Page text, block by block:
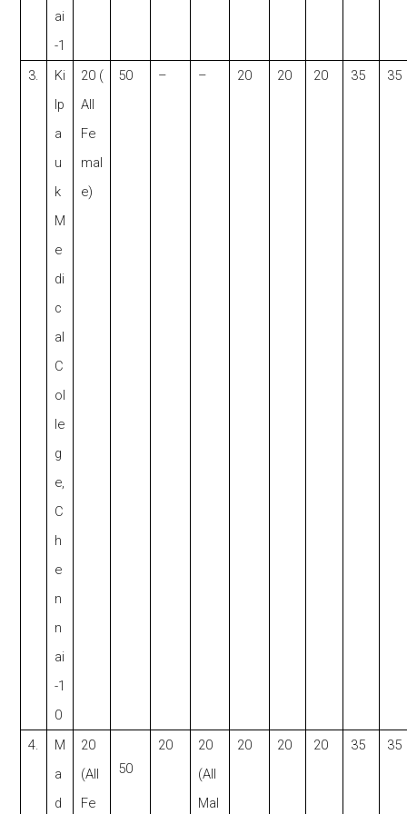
ai
-1
3.
Ki
lp
a
u
k
M
e
di
c
al
C
ol
le
g
e,
C
h
e
n
n
ai
-1
0
20 (
All
Fe
mal
e)
50 – – 20 20 20 35 35
4.
M
a
d
20
(All
Fe
50
20
20
(All
Mal
20 20 20 35 35